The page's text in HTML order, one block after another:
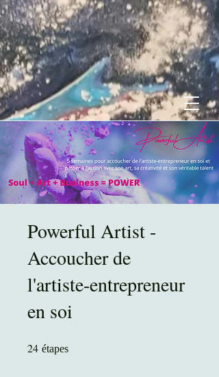
Powerful Artist -
Accoucher de
l'artiste-entrepreneur
en soi
24 étapes